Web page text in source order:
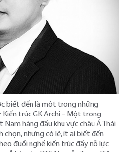
biết đến là một trong những
trúc GK Archi – Một trong
hàng đầu khu vực châu Á Thái
chọn, nhưng có lẽ, ít ai biết đến
đuổi nghề kiến trúc đầy nỗ lực